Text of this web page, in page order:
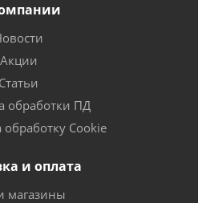
Акции
Статьи
обработки ПД
обработку Cookie
и оплата
магазины